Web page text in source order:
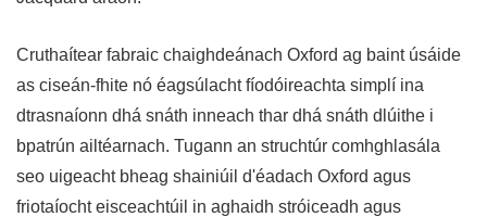
Cruthaítear fabraic chaighdeánach Oxford ag baint úsáide
as ciseán-fhite nó éagsúlacht fíodóireachta simplí ina
dtrasnaíonn dhá snáth inneach thar dhá snáth dlúithe i
bpatrún ailtéarnach. Tugann an struchtúr comhghlasála
seo uigeacht bheag shainiúil d'éadach Oxford agus
friotaíocht eisceachtúil in aghaidh stróiceadh agus